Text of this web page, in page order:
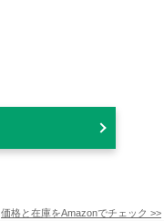
価格と在庫をAmazonでチェック >>